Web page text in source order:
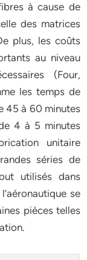
à cause de
des matrices
plus, les coûts
au niveau
(Four,
les temps de
45 à 60 minutes
4 à 5 minutes
unitaire
séries de
utilisés dans
se
pièces telles